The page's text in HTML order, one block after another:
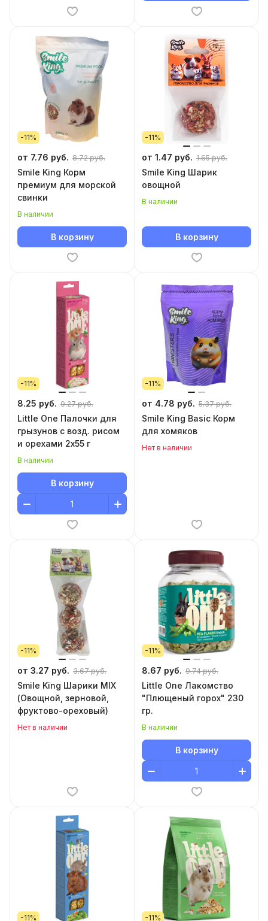
-11%
от 7.76 руб. 8.72 руб.
Smile King Корм
премиум для морской
свинки
В наличии
В корзину
-11%
от 1.47 руб. 1.65 руб.
Smile King Шарик
овощной
В наличии
В корзину
-11%
8.25 руб. 9.27 руб.
Little One Палочки для
грызунов с возд. рисом
и орехами 2х55 г
В наличии
В корзину
-11%
от 4.78 руб. 5.37 руб.
Smile King Basic Корм
для хомяков
Нет в наличии
-11%
от 3.27 руб. 3.67 руб.
Smile King Шарики MIX
(Овощной, зерновой,
фруктово-ореховый)
Нет в наличии
-11%
8.67 руб. 9.74 руб.
Little One Лакомство
"Плющеный горох" 230
гр.
В наличии
В корзину
-11% -11%